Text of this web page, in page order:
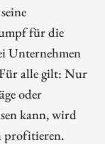
für die
Unternehmen
alle gilt: Nur
oder
kann, wird
profitieren.